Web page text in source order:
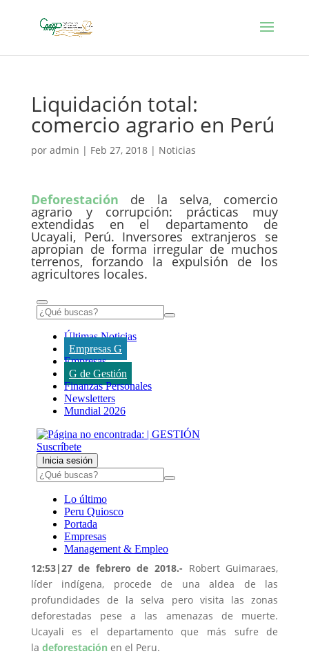
Liquidación total:
comercio agrario en Perú
por admin | Feb 27, 2018| Noticias
Deforestación de la selva, comercio
agrario y corrupción: prácticas muy
extendidas en el departamento de
Ucayali, Perú. Inversores extranjeros se
apropian de forma irregular de muchos
terrenos, forzando la expulsión de los
agricultores locales.
12:53|27 de febrero de 2018.- Robert Guimaraes,
líder indígena, procede de una aldea de las
profundidades de la selva pero visita las zonas
deforestadas pese a las amenazas de muerte.
Ucayali es el departamento que más sufre de
la deforestación en el Peru.